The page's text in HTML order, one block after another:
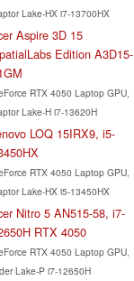
Lake-HX i7-13700HX
Aspire 3D 15
Edition A3D15-
RTX 4050 Laptop GPU,
Lake-H i7-13620H
LOQ 15IRX9, i5-
RTX 4050 Laptop GPU,
Lake-HX i5-13450HX
Nitro 5 AN515-58, i7-
RTX 4050
RTX 4050 Laptop GPU,
Lake-P i7-12650H